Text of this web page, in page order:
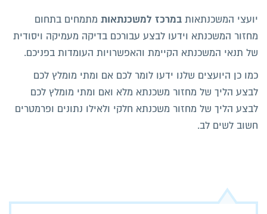
יועצי המשכנתאות במרכז למשכנתאות מתמחים בתחום
מחזור המשכנתא וידעו לבצע עבורכם בדיקה מעמיקה ויסודית
של תנאי המשכנתא הקיימת והאפשרויות העומדות בפניכם.
כמו כן היועצים שלנו ידעו לומר לכם אם ומתי מומלץ לכם
לבצע הליך של מחזור משכנתא מלא ואם ומתי מומלץ לכם
לבצע הליך של מחזור משכנתא חלקי ולאילו נתונים ופרמטרים
חשוב לשים לב.